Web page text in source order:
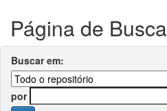
Página de Busca
Buscar em:
por